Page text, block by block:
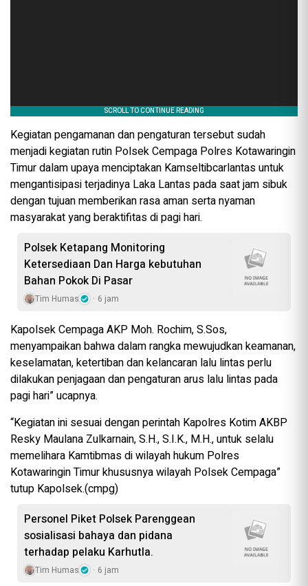
Kegiatan pengamanan dan pengaturan tersebut sudah
menjadi kegiatan rutin Polsek Cempaga Polres Kotawaringin
Timur dalam upaya menciptakan Kamseltibcarlantas untuk
mengantisipasi terjadinya Laka Lantas pada saat jam sibuk
dengan tujuan memberikan rasa aman serta nyaman
masyarakat yang beraktifitas di pagi hari.
‎Polsek Ketapang Monitoring
Ketersediaan Dan Harga kebutuhan
Bahan Pokok Di Pasar
Tim Humas 6 jam
Kapolsek Cempaga AKP Moh. Rochim, S.Sos,
menyampaikan bahwa dalam rangka mewujudkan keamanan,
keselamatan, ketertiban dan kelancaran lalu lintas perlu
dilakukan penjagaan dan pengaturan arus lalu lintas pada
pagi hari” ucapnya.
“Kegiatan ini sesuai dengan perintah Kapolres Kotim AKBP
Resky Maulana Zulkarnain, S.H., S.I.K., M.H., untuk selalu
memelihara Kamtibmas di wilayah hukum Polres
Kotawaringin Timur khususnya wilayah Polsek Cempaga”
tutup Kapolsek.(cmpg)
Personel Piket Polsek Parenggean
sosialisasi bahaya dan pidana
terhadap pelaku Karhutla.
Tim Humas 6 jam